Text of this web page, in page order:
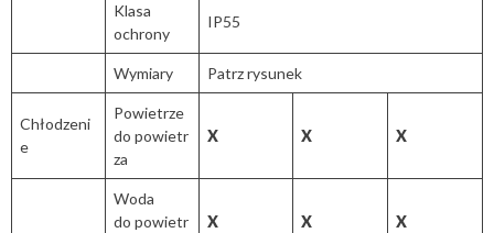
Klasa
ochrony
IP55
Wymiary Patrz rysunek
Chłodzeni
e
Powietrze
do powietr
za
​X ​X ​X
Woda
do powietr
​X ​X ​X